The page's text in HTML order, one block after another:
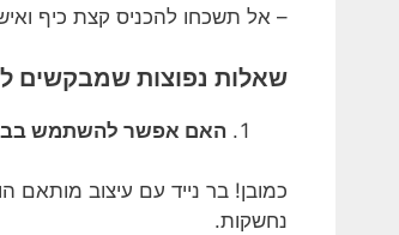
– אל תשכחו להכניס קצת כיף
שאלות נפוצות שמבקשים
האם אפשר להשתמש בבר
כמובן! בר נייד עם עיצוב מותאם
נחשקות.